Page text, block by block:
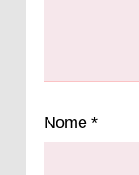
Nome *